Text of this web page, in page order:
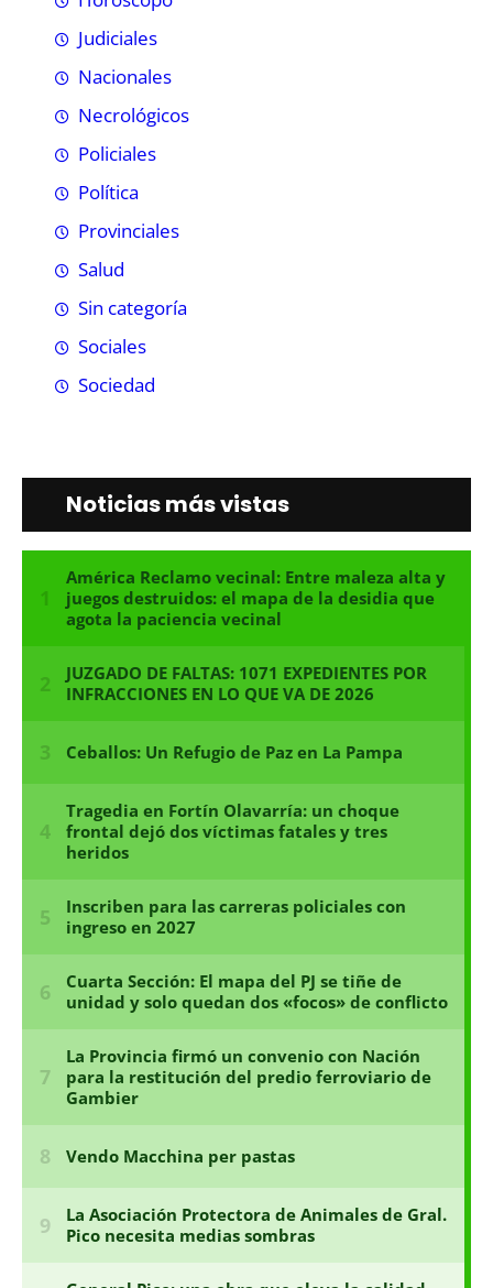
Judiciales
Nacionales
Necrológicos
Policiales
Política
Provinciales
Salud
Sin categoría
Sociales
Sociedad
Noticias más vistas